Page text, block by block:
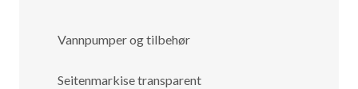
Vannpumper og tilbehør
Seitenmarkise transparent